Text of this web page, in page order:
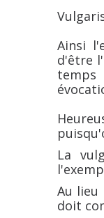
Ainsi
d'être
temps
La
Au lieu
doit